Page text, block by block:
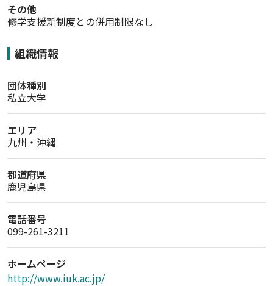
その他
修学支援新制度との併用制限なし
組織情報
団体種別
私立大学
エリア
九州・沖縄
都道府県
鹿児島県
電話番号
099-261-3211
ホームページ
http://www.iuk.ac.jp/